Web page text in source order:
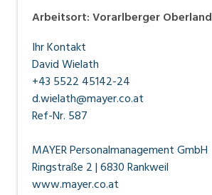
Arbeitsort:Vorarlberger Oberland
Ihr Kontakt
David Wielath
+43 5522 45142-24
d.wielath@mayer.co.at
Ref-Nr. 587
MAYER Personalmanagement GmbH
Ringstraße 2 | 6830 Rankweil
www.mayer.co.at